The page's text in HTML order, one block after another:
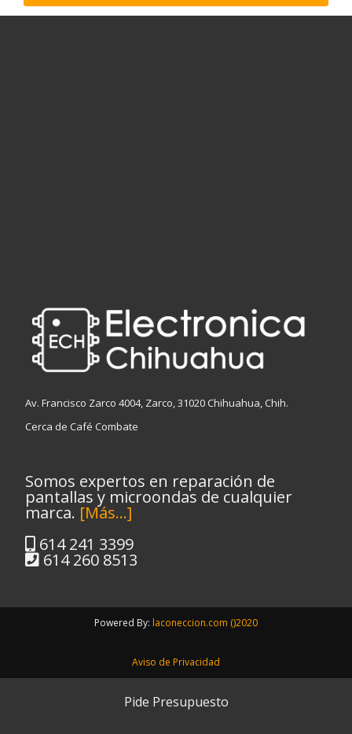
Av. Francisco Zarco 4004, Zarco, 31020 Chihuahua, Chih.
Cerca de Café Combate
Somos expertos en reparación de
pantallas y microondas de cualquier
marca. [Más...]
614 241 3399
614 260 8513
Powered By: laconeccion.com ()2020
Aviso de Privacidad
Pide Presupuesto